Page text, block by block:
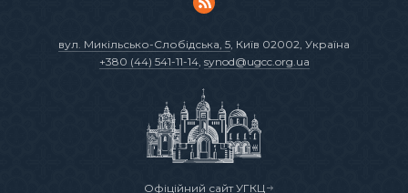
вул. Микільсько-Слобідська, 5, Київ 02002, Україна
+380 (44) 541-11-14, synod@ugcc.org.ua
Офіційний сайт УГКЦ